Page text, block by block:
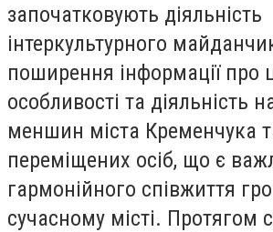
започатковують діяльність
інтеркультурного
поширення інформації про
особливості та діяльність
меншин міста Кременчука
переміщених осіб, що є
гармонійного співжиття
сучасному місті. Протягом